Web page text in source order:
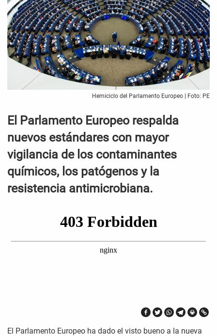
Hemiciclo del Parlamento Europeo | Foto: PE
El Parlamento Europeo respalda
nuevos estándares con mayor
vigilancia de los contaminantes
químicos, los patógenos y la
resistencia antimicrobiana.
El Parlamento Europeo ha dado el visto bueno a la nueva